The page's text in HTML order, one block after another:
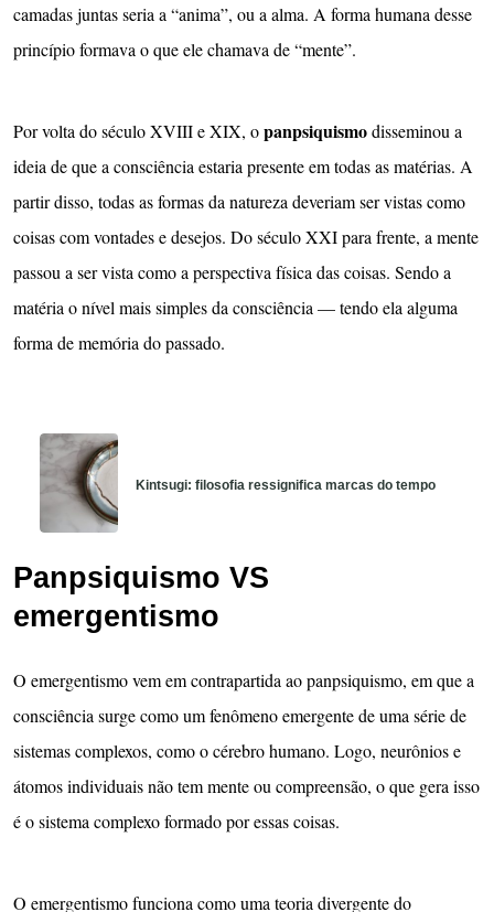
camadas juntas seria a “anima”, ou a alma. A forma humana desse
princípio formava o que ele chamava de “mente”.
Por volta do século XVIII e XIX, opanpsiquismodisseminou a
ideia de que a consciência estaria presente em todas as matérias. A
partir disso, todas as formas da natureza deveriam ser vistas como
coisas com vontades e desejos. Do século XXI para frente, a mente
passou a ser vista como a perspectiva física das coisas. Sendo a
matéria o nível mais simples da consciência — tendo ela alguma
forma de memória do passado.
Kintsugi: filosofia ressignifica marcas do tempo
Panpsiquismo VS
emergentismo
O emergentismo vem em contrapartida ao panpsiquismo, em que a
consciência surge como um fenômeno emergente de uma série de
sistemas complexos, como o cérebro humano. Logo, neurônios e
átomos individuais não tem mente ou compreensão, o que gera isso
é o sistema complexo formado por essas coisas.
O emergentismo funciona como uma teoria divergente do